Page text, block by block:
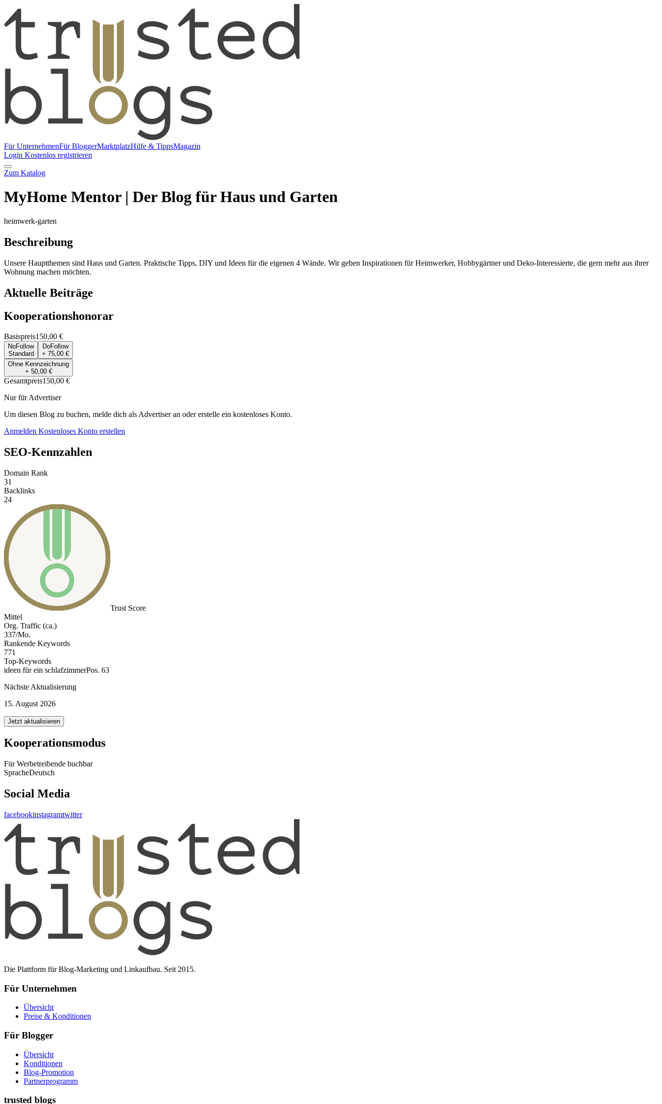
Für UnternehmenFür BloggerMarktplatzHilfe & TippsMagazin
Login Kostenlos registrieren
Zum Katalog
MyHome Mentor | Der Blog für Haus und Garten
heimwerk-garten
Beschreibung
Unsere Hauptthemen sind Haus und Garten. Praktische Tipps, DIY und Ideen für die eigenen 4 Wände. Wir geben Inspirationen für Heimwerker, Hobbygärtner und Deko-Interessierte, die gern mehr aus ihrer
Wohnung machen möchten.
Aktuelle Beiträge
Kooperationshonorar
Basispreis150,00 €
NoFollow
Standard
DoFollow
+ 75,00 €
Ohne Kennzeichnung
+ 50,00 €
Gesamtpreis150,00 €
Nur für Advertiser
Um diesen Blog zu buchen, melde dich als Advertiser an oder erstelle ein kostenloses Konto.
Anmelden Kostenloses Konto erstellen
SEO-Kennzahlen
Domain Rank
31
Backlinks
24
Trust Score
Mittel
Org. Traffic (ca.)
337/Mo.
Rankende Keywords
771
Top-Keywords
ideen für ein schlafzimmerPos. 63
Nächste Aktualisierung
15. August 2026
Jetzt aktualisieren
Kooperationsmodus
Für Werbetreibende buchbar
SpracheDeutsch
Social Media
facebookinstagramtwitter
Die Plattform für Blog-Marketing und Linkaufbau. Seit 2015.
Für Unternehmen
Übersicht
Preise & Konditionen
Für Blogger
Übersicht
Konditionen
Blog-Promotion
Partnerprogramm
trusted blogs